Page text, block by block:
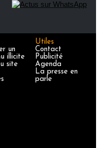
un
illicite
site
Utiles
Contact
Publicité
Agenda
La presse en
parle